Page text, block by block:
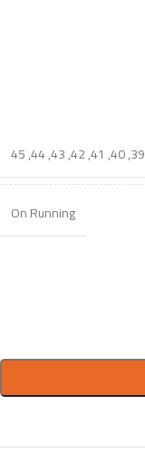
39
,
40
,
41
,
42
,
43
,
44
,
45
On Running